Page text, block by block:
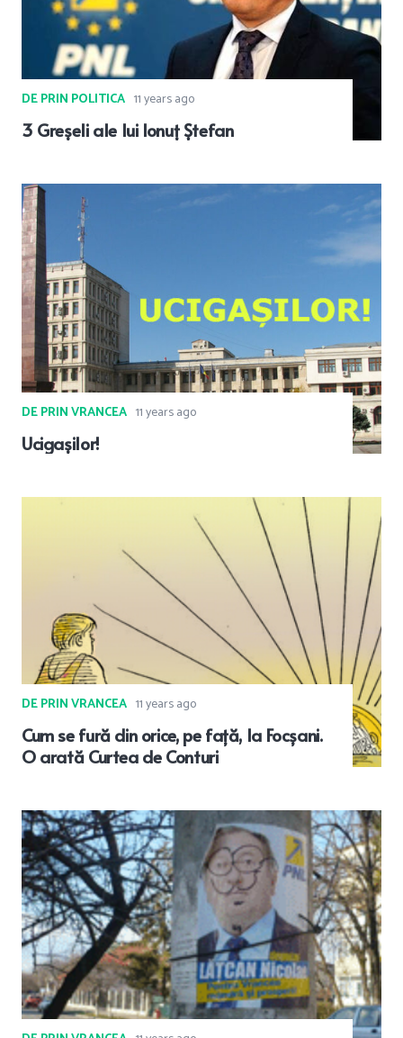
DE PRIN POLITICA 11 years ago
3 Greșeli ale lui Ionuț Ștefan
DE PRIN VRANCEA 11 years ago
Ucigașilor!
DE PRIN VRANCEA 11 years ago
Cum se fură din orice, pe față, la Focșani.
O arată Curtea de Conturi